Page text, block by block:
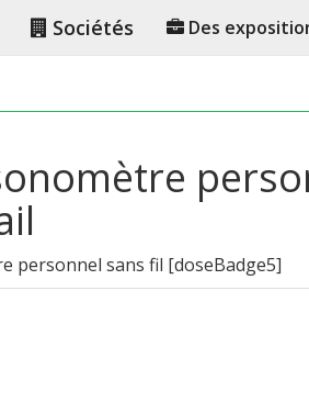
Sociétés Des
personnel sans fil [doseBadge5]